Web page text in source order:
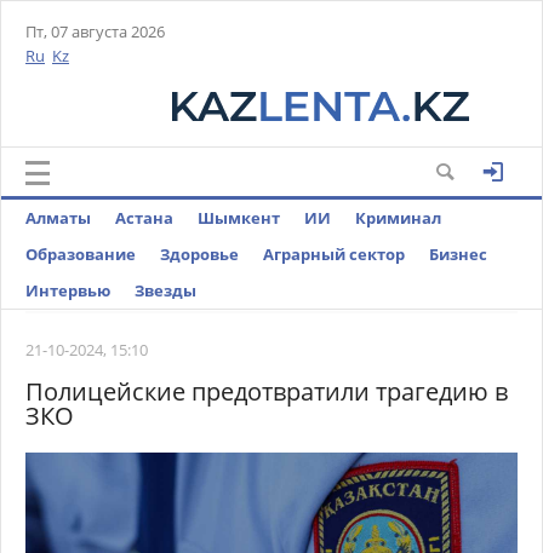
Пт, 07 августа 2026
Ru Kz
Алматы Астана Шымкент ИИ
Криминал
Образование
Здоровье Аграрный сектор
Бизнес
Интервью
Звезды
21-10-2024, 15:10
Полицейские предотвратили трагедию в
ЗКО